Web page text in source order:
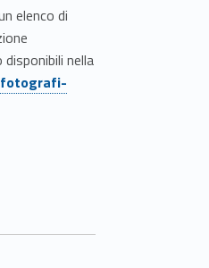
elenco di
nella